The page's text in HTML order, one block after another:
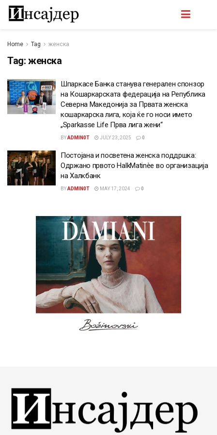
Home Tag женска
Tag: женска
Шпаркасе Банка станува генерален спонзор
на Кошаркарската федерација на Република
Северна Македонија за Првата женска
кошаркарска лига, која ќе го носи името
„Sparkasse Life Прва лига жени“
BYADMIN0T JULY 23, 2025 0
Постојана и посветена женска поддршка:
Одржано првото HalkMatinèe во организација
на Халкбанк
BYADMIN0T MAY 17, 2024 0